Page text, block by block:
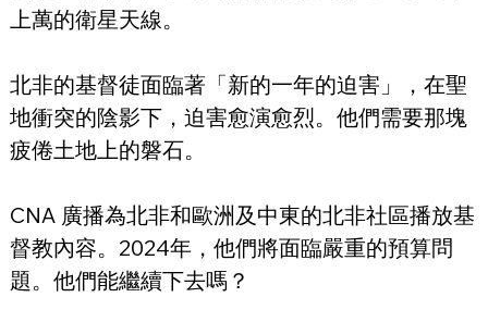
上萬的衛星天線。
北非的基督徒面臨著「新的一年的迫害」，在聖
地衝突的陰影下，迫害愈演愈烈。他們需要那塊
疲倦土地上的磐石。
CNA 廣播為北非和歐洲及中東的北非社區播放基
督教內容。2024年，他們將面臨嚴重的預算問
題。他們能繼續下去嗎？